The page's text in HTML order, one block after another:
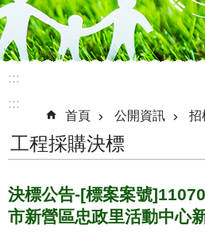
:::
:::
首頁 公開資訊 招
工程採購決標
決標公告-[標案案號
市新營區忠政里活動中心